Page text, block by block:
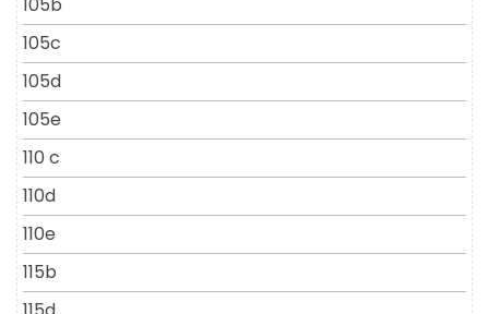
105c
105d
105e
110 c
110d
110e
115b